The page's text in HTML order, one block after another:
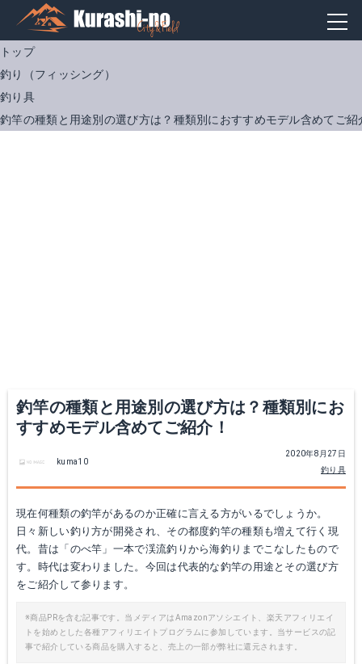
トップ
釣り（フィッシング）
釣り具
釣竿の種類と用途別の選び方は？種類別におすすめモデル含めてご紹
釣竿の種類と用途別の選び方は？種類別にお
すすめモデル含めてご紹介！
2020年8月27日
釣り具
kuma10
現在何種類の釣竿があるのか正確に言える方がいるでしょうか。
日々新しい釣り方が開発され、その都度釣竿の種類も増えて行く現
代。昔は「のべ竿」一本で渓流釣りから海釣りまでこなしたもので
す。時代は変わりました。今回は代表的な釣竿の用途とその選び方
をご紹介して参ります。
※商品PRを含む記事です。当メディアはAmazonアソシエイト、楽天アフィリエイ
トを始めとした各種アフィリエイトプログラムに参加しています。当サービスの記
事で紹介している商品を購入すると、売上の一部が弊社に還元されます。